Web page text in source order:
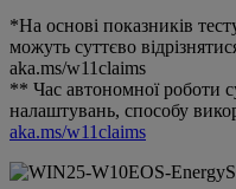
*На основі показників
можуть суттєво
aka.ms/w11claims
** Час автономної роботи
налаштувань, способу
aka.ms/w11claims